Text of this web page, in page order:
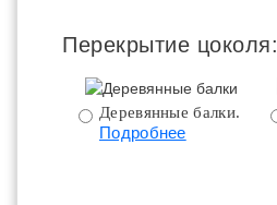
Перекрытие цоколя:
Деревянные балки.
Подробнее